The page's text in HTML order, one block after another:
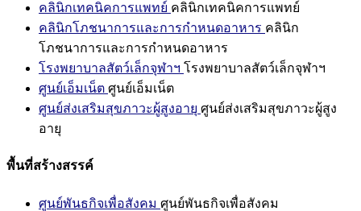
คลินิกเทคนิคการแพทย์ คลินิกเทคนิคการแพทย์
คลินิกโภชนาการและการกำหนดอาหาร คลินิก
โภชนาการและการกำหนดอาหาร
โรงพยาบาลสัตว์เล็กจุฬาฯ โรงพยาบาลสัตว์เล็กจุฬาฯ
ศูนย์เอ็มเน็ต ศูนย์เอ็มเน็ต
ศูนย์ส่งเสริมสุขภาวะผู้สูงอายุ ศูนย์ส่งเสริมสุขภาวะผู้สูง
อายุ
พื้นที่สร้างสรรค์
ศูนย์พันธกิจเพื่อสังคม ศูนย์พันธกิจเพื่อสังคม